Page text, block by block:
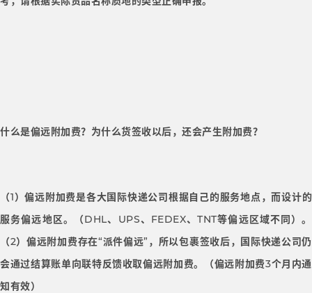
什么是偏远附加费？为什么货签收以后，还会产生附加费？
（1）偏远附加费是各大国际快递公司根据自己的服务地点，而设计的
服务偏远地区。（DHL、UPS、FEDEX、TNT等偏远区域不同）。
（2）偏远附加费存在“派件偏远”，所以包裹签收后，国际快递公司仍
会通过结算账单向联特反馈收取偏远附加费。（偏远附加费3个月内通
知有效）